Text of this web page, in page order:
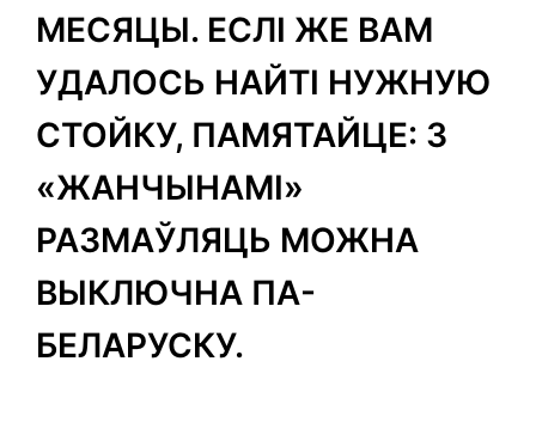
МЕСЯЦЫ. ЕСЛІ ЖЕ ВАМ
УДАЛОСЬ НАЙТІ НУЖНУЮ
СТОЙКУ, ПАМЯТАЙЦЕ: З
«ЖАНЧЫНАМІ»
РАЗМАЎЛЯЦЬ МОЖНА
ВЫКЛЮЧНА ПА-
БЕЛАРУСКУ.